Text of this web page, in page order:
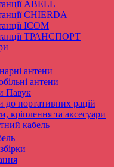
ABELL
CHIERDA
ICOM
ТРАНСПОРТ
антени
антени
Павук
до портативних рацій
кріплення та аксесуари
кабель